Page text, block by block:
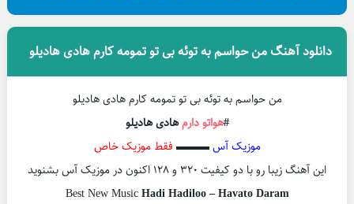
دانلود آهنگ من حواسم به توئه بی تو تمومه کارم هادی هادیلو
من حواسم به توئه بی تو تمومه کارم هادی هادیلو
#هواتو دارمهادی هادیلو
موزیک آس▬▬▬ فقط موزیک خاص
این آهنگ زیبا رو با دو کیفیت ۳۲۰ و ۱۲۸ اکنون در موزیک آس بشنوید
Best New MusicHadi Hadiloo – Havato Daram